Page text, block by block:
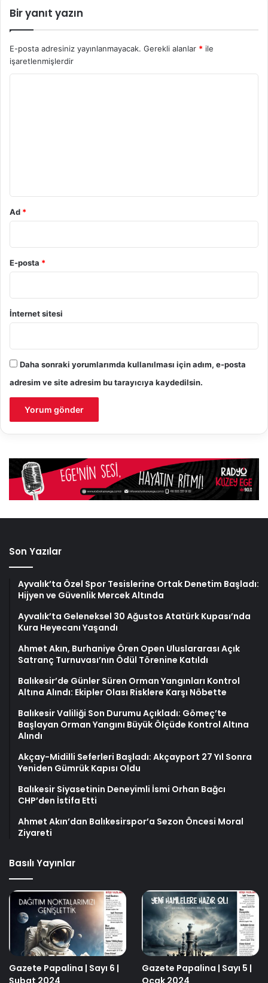
Bir yanıt yazın
E-posta adresiniz yayınlanmayacak. Gerekli alanlar * ile
işaretlenmişlerdir
Ad *
E-posta *
İnternet sitesi
Daha sonraki yorumlarımda kullanılması için adım, e-posta
adresim ve site adresim bu tarayıcıya kaydedilsin.
Son Yazılar
Ayvalık’ta Özel Spor Tesislerine Ortak Denetim Başladı:
Hijyen ve Güvenlik Mercek Altında
Ayvalık’ta Geleneksel 30 Ağustos Atatürk Kupası’nda
Kura Heyecanı Yaşandı
Ahmet Akın, Burhaniye Ören Open Uluslararası Açık
Satranç Turnuvası’nın Ödül Törenine Katıldı
Balıkesir’de Günler Süren Orman Yangınları Kontrol
Altına Alındı: Ekipler Olası Risklere Karşı Nöbette
Balıkesir Valiliği Son Durumu Açıkladı: Gömeç’te
Başlayan Orman Yangını Büyük Ölçüde Kontrol Altına
Alındı
Akçay-Midilli Seferleri Başladı: Akçayport 27 Yıl Sonra
Yeniden Gümrük Kapısı Oldu
Balıkesir Siyasetinin Deneyimli İsmi Orhan Bağcı
CHP’den İstifa Etti
Ahmet Akın’dan Balıkesirspor’a Sezon Öncesi Moral
Ziyareti
Basılı Yayınlar
Gazete Papalina | Sayı 6 |
Gazete Papalina | Sayı 5 |